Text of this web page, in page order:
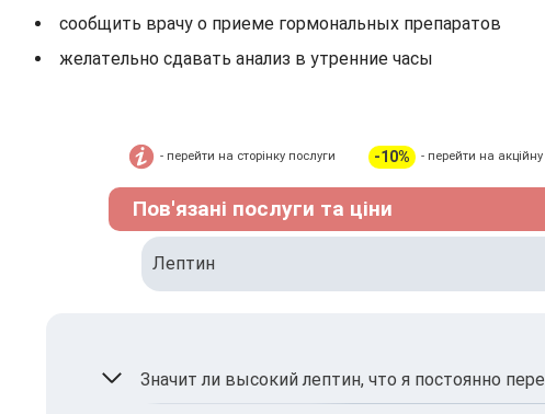
сообщить врачу о приеме гормональных препаратов
желательно сдавать анализ в утренние часы
- перейти на сторінку послуги -10% - перейти на акційну
Пов'язані послуги та ціни
Лептин
Значит ли высокий лептин, что я постоянно